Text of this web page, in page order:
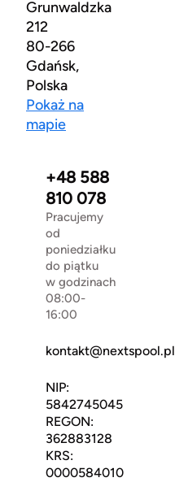
Grunwaldzka
212
80-266
Gdańsk,
Polska
Pokaż na
mapie
+48 588
810 078
Pracujemy
od
poniedziałku
do piątku
w godzinach
08:00-
16:00
kontakt@nextspool.pl
NIP:
5842745045
REGON:
362883128
KRS:
0000584010